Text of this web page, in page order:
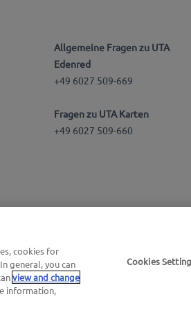
Allgemeine Fragen zu UTA
Edenred
+49 6027 509-669
Fragen zu UTA Karten
+49 6027 509-660
cookies for
general, you can
view and change
information,
Cookies